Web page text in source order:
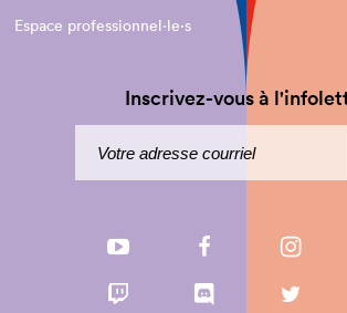
Espace professionnel·le⋅s
Inscrivez-vous à